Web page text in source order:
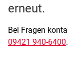
erneut.
Bei Fragen
09421 940-6400.